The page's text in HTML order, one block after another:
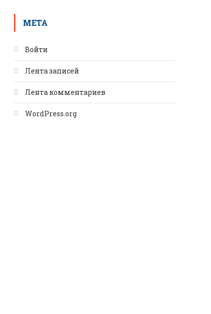
META
Войти
Лента записей
Лента комментариев
WordPress.org